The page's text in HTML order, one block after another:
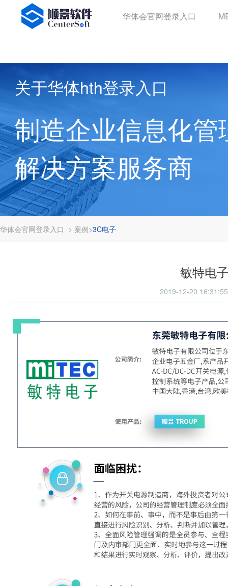
华体会官网登录入口
华体会官网登录入口
关于华体hth登录入口
制造企业信息化管
解决方案服务商
华体会官网登录入口 > 案例>3C电子
敏特电
2019-12-20